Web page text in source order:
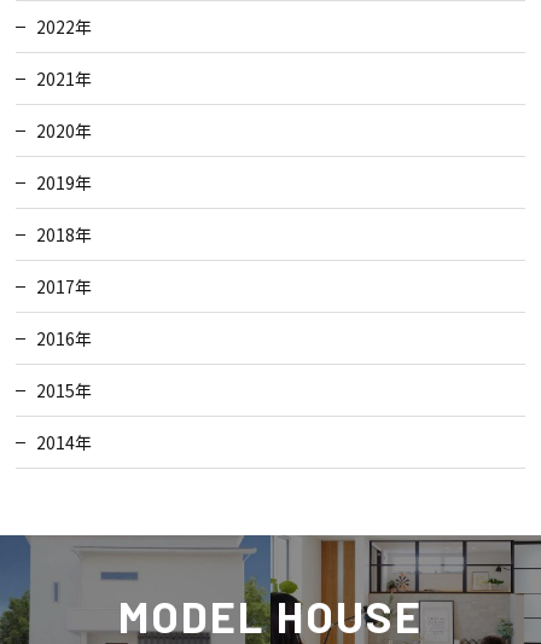
2022年
2021年
2020年
2019年
2018年
2017年
2016年
2015年
2014年
MODEL HOUSE